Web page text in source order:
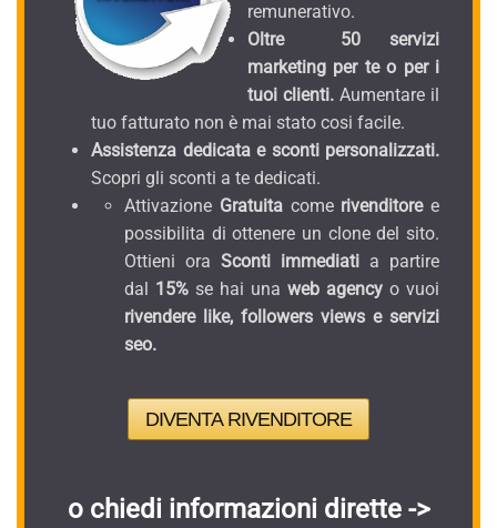
remunerativo.
Oltre 50 servizi
marketing per te o per i
tuoi clienti. Aumentare il
tuo fatturato non è mai stato cosi facile.
Assistenza dedicata e sconti personalizzati.
Scopri gli sconti a te dedicati.
Attivazione Gratuitacomerivenditoree
possibilita di ottenere un clone del sito.
Ottieni ora Sconti immediati a partire
dal 15% se hai una web agency o vuoi
rivendere like, followers views e servizi
seo.
DIVENTA RIVENDITORE
o chiedi informazioni dirette ->